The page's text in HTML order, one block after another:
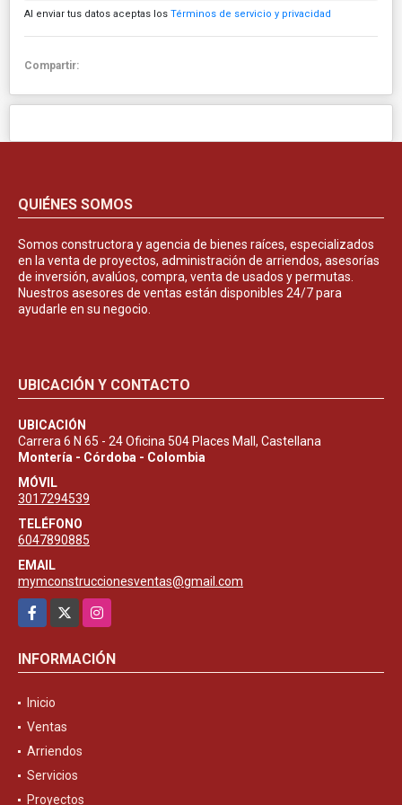
Al enviar tus datos aceptas los Términos de servicio y privacidad
Compartir:
QUIÉNES SOMOS
Somos constructora y agencia de bienes raíces, especializados
en la venta de proyectos, administración de arriendos, asesorías
de inversión, avalúos, compra, venta de usados y permutas.
Nuestros asesores de ventas están disponibles 24/7 para
ayudarle en su negocio.
UBICACIÓN Y CONTACTO
UBICACIÓN
Carrera 6 N 65 - 24 Oficina 504 Places Mall, Castellana
Montería - Córdoba - Colombia
MÓVIL
3017294539
TELÉFONO
6047890885
EMAIL
mymconstruccionesventas@gmail.com
Facebook
Instagram
INFORMACIÓN
Inicio
Ventas
Arriendos
Servicios
Proyectos